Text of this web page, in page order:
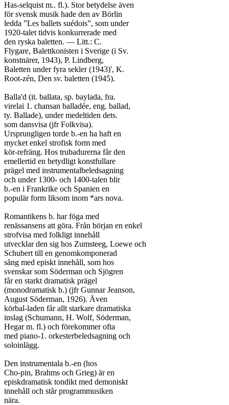
Has-selquist m.. fl.). Stor betydelse även
för svensk musik hade den av Börlin
ledda ”Les ballets suédois”, som under
1920-talet tidvis konkurrerade med
den ryska baletten. — Litt.: C.
Flygare, Balettkonisten i Sverige (i Sv.
konstnärer, 1943), P. Lindberg,
Baletten under fyra sekler (1943)', K.
Root-zén, Den sv. baletten (1945).
Balla'd (it. ballata, sp. baylada, fra.
virelai 1. chansan balladée, eng. ballad,
ty. Ballade), under medeltiden dets.
som dansvisa (jfr Folkvisa).
Ursprungligen torde b.-en ha haft en
mycket enkel strofisk form med
kör-refräng. Hos trubadurerna får den
emellertid en betydligt konstfullare
prägel med instrumentalbeledsagning
och under 1300- och 1400-talen blir
b.-en i Frankrike och Spanien en
populär form liksom inom *ars nova.
Romantikens b. har föga med
renässansens att göra. Från början en enkel
strofvisa med folkligt innehåll
utvecklar den sig hos Zumsteeg, Loewe och
Schubert till en genomkomponerad
sång med episkt innehåll, som hos
svenskar som Söderman och Sjögren
får en starkt dramatisk prägel
(monodramatisk b.) (jfr Gunnar Jeanson,
August Söderman, 1926). Även
körbal-laden får allt starkare dramatiska
inslag (Schumann, H. Wolf, Söderman,
Hegar m. fl.) och förekommer ofta
med piano-1. orkesterbeledsagning och
soloinlägg.
Den instrumentala b.-en (hos
Cho-pin, Brahms och Grieg) är en
episkdramatisk tondikt med demoniskt
innehåll och står programmusiken
nära.